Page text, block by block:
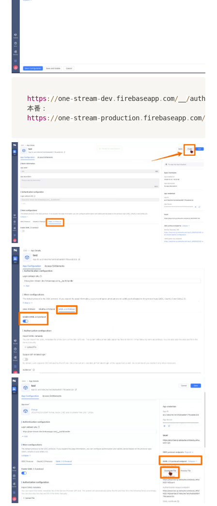
https : //one-stream-dev. firebaseapp. com/ /auth
https : //one-stream-production. firebaseapp. com/